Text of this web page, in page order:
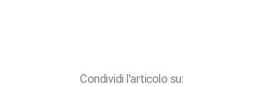
Condividi l'articolo su: